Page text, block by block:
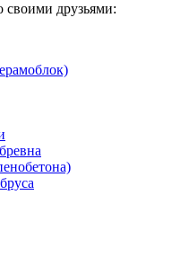
своими друзьями: